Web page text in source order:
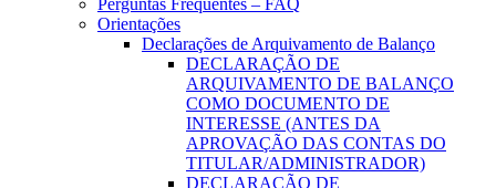
Perguntas Frequentes – FAQ
Orientações
Declarações de Arquivamento de Balanço
DECLARAÇÃO DE
ARQUIVAMENTO DE BALANÇO
COMO DOCUMENTO DE
INTERESSE (ANTES DA
APROVAÇÃO DAS CONTAS DO
TITULAR/ADMINISTRADOR)
DECLARAÇÃO DE